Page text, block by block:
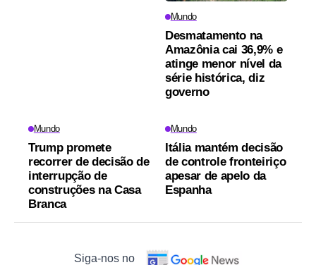
Mundo
Desmatamento na
Amazônia cai 36,9% e
atinge menor nível da
série histórica, diz
governo
Mundo
Trump promete
recorrer de decisão de
interrupção de
construções na Casa
Branca
Mundo
Itália mantém decisão
de controle fronteiriço
apesar de apelo da
Espanha
Siga-nos no